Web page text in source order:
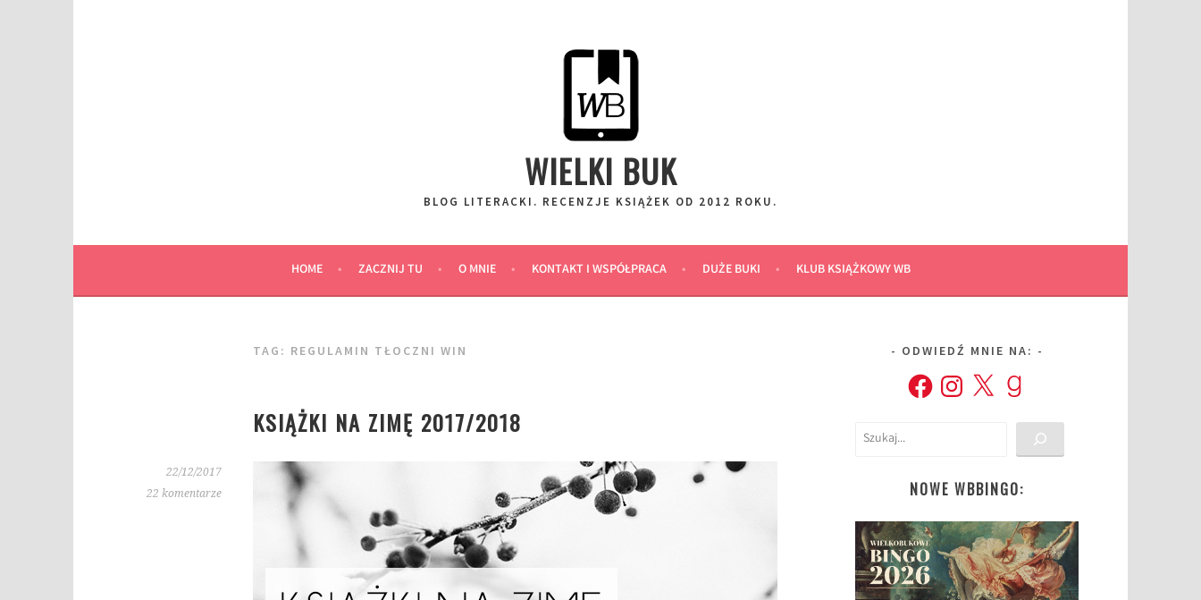
WIELKI BUK
BLOG LITERACKI. RECENZJE KSIĄŻEK OD 2012 ROKU.
HOME ZACZNIJ TU O MNIE KONTAKT I WSPÓŁPRACA DUŻE BUKI KLUB KSIĄŻKOWY WB
TAG: REGULAMIN TŁOCZNI WIN
KSIĄŻKI NA ZIMĘ 2017/2018
22/12/2017
22 komentarze
ODWIEDŹ MNIE NA:
FacebookInstagram
X Goodreads
Szukaj
NOWE WBBINGO: